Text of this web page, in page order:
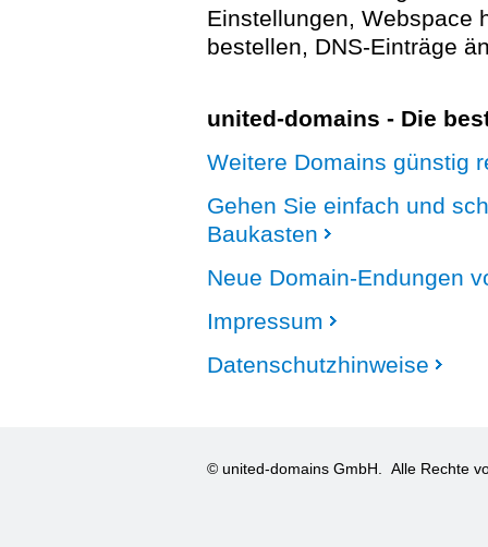
Einstellungen, Webspace
bestellen, DNS-Einträge
united-domains - Die
Weitere Domains günstig
Gehen Sie einfach und
Baukasten
Neue Domain-Endungen
Impressum
Datenschutzhinweise
© united-domains GmbH. Alle Rechte